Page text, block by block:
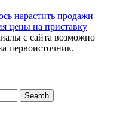
нарастить продажи
цены на приставку
с сайта возможно
первоисточник.
Search